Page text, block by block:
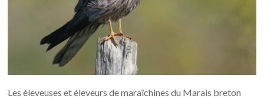
Les éleveuses et éleveurs de maraîchines du Marais breton